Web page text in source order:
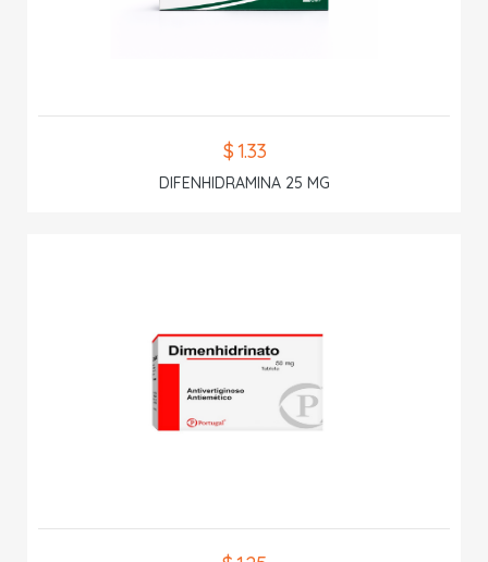
$ 1.33
DIFENHIDRAMINA 25 MG